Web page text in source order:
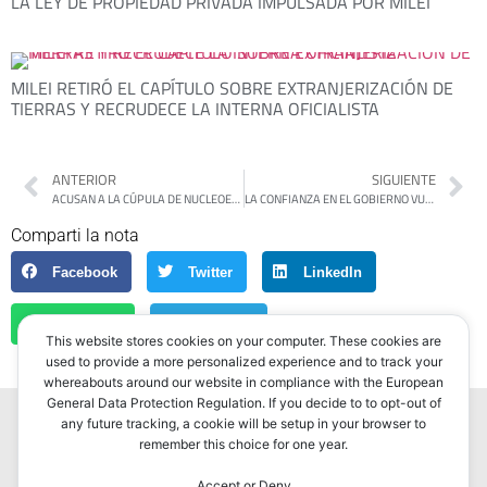
MILEI RETIRÓ EL CAPÍTULO SOBRE EXTRANJERIZACIÓN DE
TIERRAS Y RECRUDECE LA INTERNA OFICIALISTA
ANTERIOR
ACUSAN A LA CÚPULA DE NUCLEOELÉCTRICA POR UNA LICITACIÓN CON PRESUNTOS SOBREPRECIOS
SIGUIENTE
LA CONFIANZA EN EL GOBIERNO VUELVE A CAER Y MARCA SU PEOR INICIO DE AÑO
Comparti la nota
Facebook Twitter LinkedIn
This website stores cookies on your computer. These cookies are
used to provide a more personalized experience and to track your
whereabouts around our website in compliance with the European
General Data Protection Regulation. If you decide to to opt-out of
any future tracking, a cookie will be setup in your browser to
remember this choice for one year.